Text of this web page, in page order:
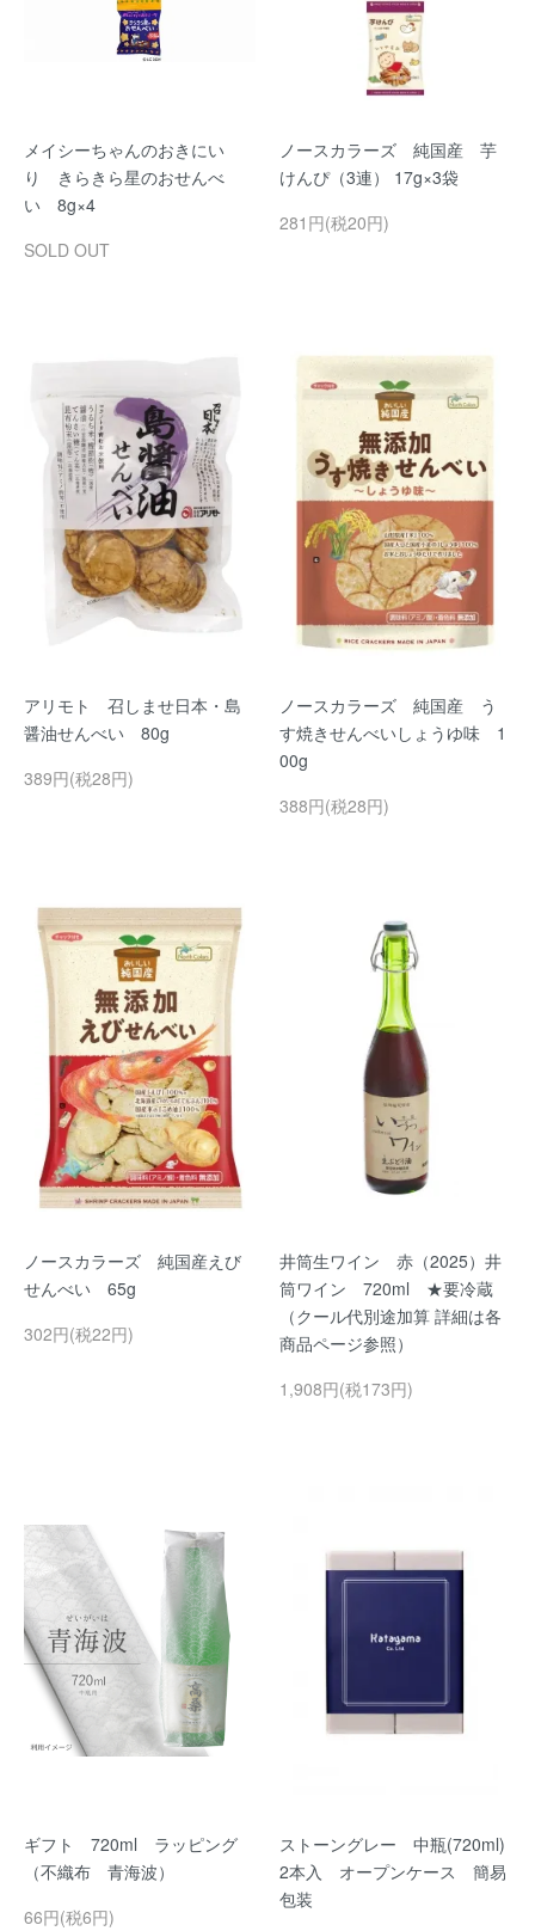
メイシーちゃんのおきにい
り きらきら星のおせんべ
い 8g×4
SOLD OUT
ノースカラーズ 純国産 芋
けんぴ（3連） 17g×3袋
281円(税20円)
アリモト 召しませ日本・島
醤油せんべい 80g
389円(税28円)
ノースカラーズ 純国産 う
す焼きせんべいしょうゆ味 1
00g
388円(税28円)
ノースカラーズ 純国産えび
せんべい 65g
302円(税22円)
井筒生ワイン 赤（2025）井
筒ワイン 720ml ★要冷蔵
（クール代別途加算 詳細は各
商品ページ参照）
1,908円(税173円)
ギフト 720ml ラッピング
（不織布 青海波）
66円(税6円)
ストーングレー 中瓶(720ml)
2本入 オープンケース 簡易
包装